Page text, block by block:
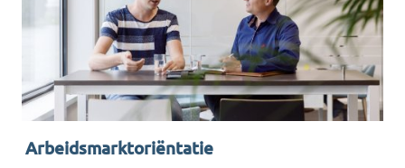
Arbeidsmarktoriëntatie